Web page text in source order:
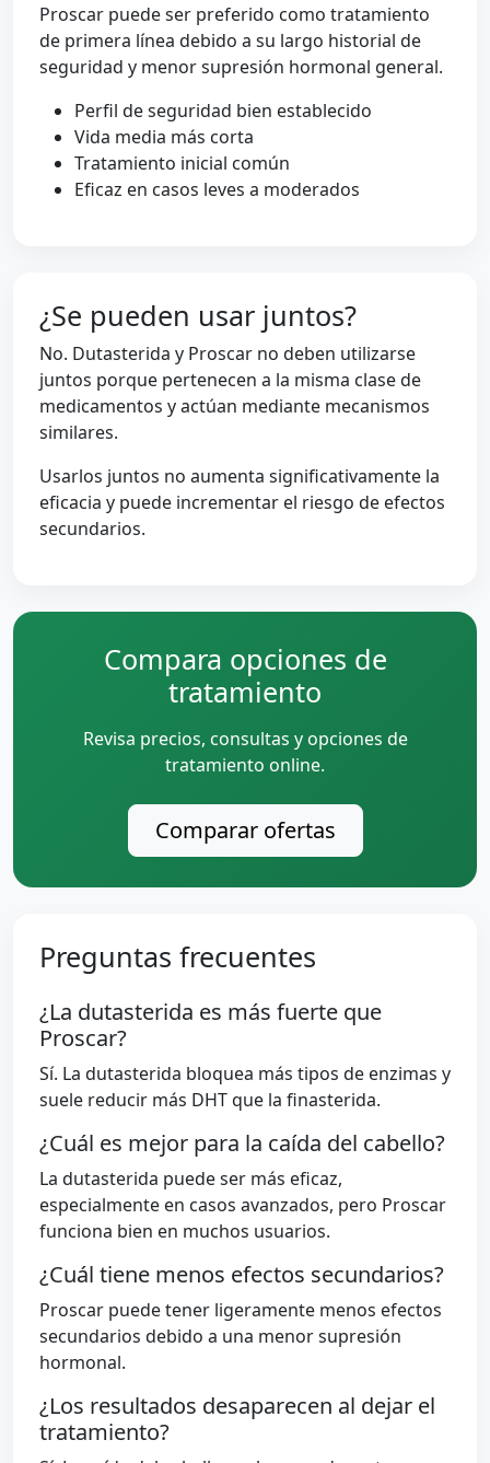
Proscar puede ser preferido como tratamiento
de primera línea debido a su largo historial de
seguridad y menor supresión hormonal general.
Perfil de seguridad bien establecido
Vida media más corta
Tratamiento inicial común
Eficaz en casos leves a moderados
¿Se pueden usar juntos?
No. Dutasterida y Proscar no deben utilizarse
juntos porque pertenecen a la misma clase de
medicamentos y actúan mediante mecanismos
similares.
Usarlos juntos no aumenta significativamente la
eficacia y puede incrementar el riesgo de efectos
secundarios.
Compara opciones de
tratamiento
Revisa precios, consultas y opciones de
tratamiento online.
Comparar ofertas
Preguntas frecuentes
¿La dutasterida es más fuerte que
Proscar?
Sí. La dutasterida bloquea más tipos de enzimas y
suele reducir más DHT que la finasterida.
¿Cuál es mejor para la caída del cabello?
La dutasterida puede ser más eficaz,
especialmente en casos avanzados, pero Proscar
funciona bien en muchos usuarios.
¿Cuál tiene menos efectos secundarios?
Proscar puede tener ligeramente menos efectos
secundarios debido a una menor supresión
hormonal.
¿Los resultados desaparecen al dejar el
tratamiento?